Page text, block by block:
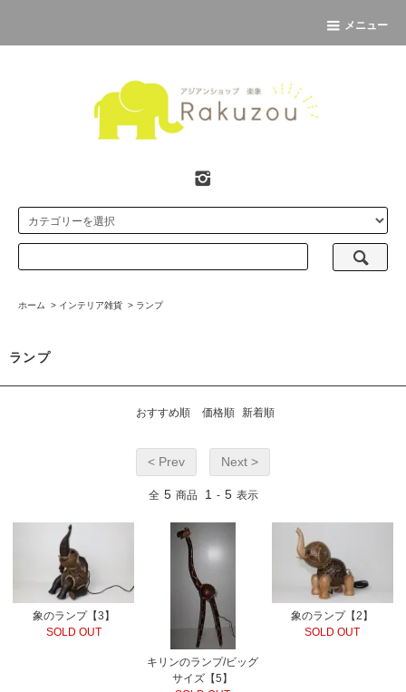
メニュー
ホーム > インテリア雑貨 > ランプ
ランプ
おすすめ順 価格順 新着順
< Prev Next >
全 5 商品 1 - 5 表示
象のランプ【3】
SOLD OUT
キリンのランプ/ビッグ
サイズ【5】
象のランプ【2】
SOLD OUT